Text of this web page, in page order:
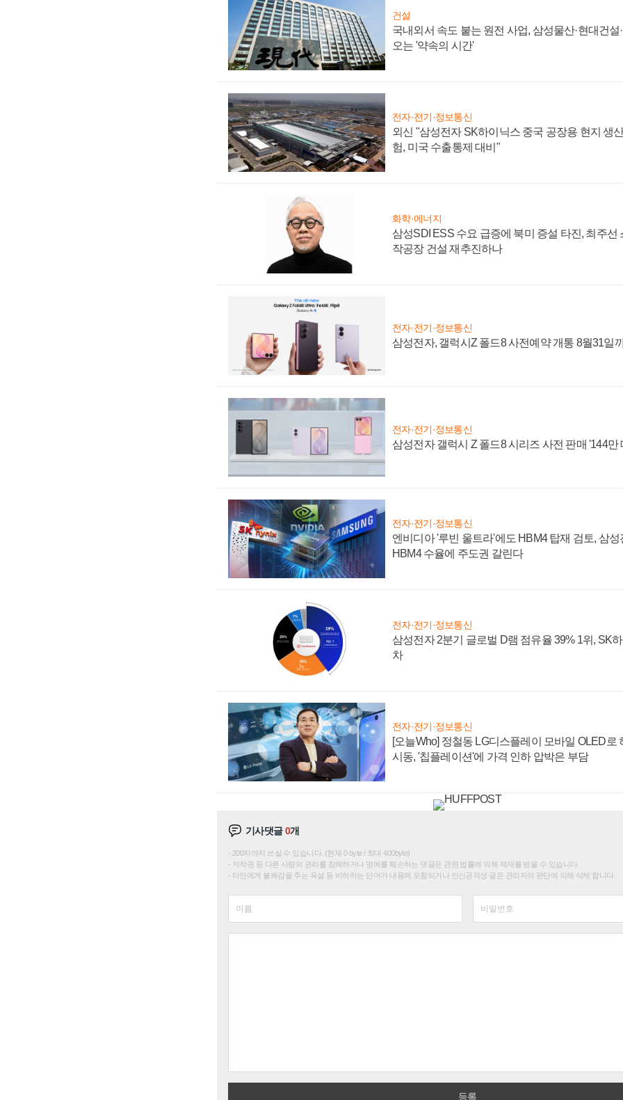
건설
국내외서 속도 붙는 원전 사업, 삼성물산·현대건설
오는 '약속의 시간'
전자·전기·정보통신
외신 "삼성전자 SK하이닉스 중국 공장용 현지 생
험, 미국 수출통제 대비"
화학·에너지
삼성SDI ESS 수요 급증에 북미 증설 타진, 최주선
작공장 건설 재추진하나
전자·전기·정보통신
삼성전자, 갤럭시Z 폴드8 사전예약 개통 8월31일
전자·전기·정보통신
삼성전자 갤럭시 Z 폴드8 시리즈 사전 판매 '144만
전자·전기·정보통신
엔비디아 '루빈 울트라'에도 HBM4 탑재 검토, 삼성
HBM4 수율에 주도권 갈린다
전자·전기·정보통신
삼성전자 2분기 글로벌 D램 점유율 39% 1위, SK
차
전자·전기·정보통신
[오늘Who] 정철동 LG디스플레이 모바일 OLED로
시동, '칩플레이션'에 가격 인하 압박은 부담
기사댓글0개
200자까지 쓰실 수 있습니다. (현재 0 byte / 최대 400byte)
저작권 등 다른 사람의 권리를 침해하거나 명예를 훼손하는 댓글은 관련 법률에 의해 제재를 받을 수 있습니다.
타인에게 불쾌감을 주는 욕설 등 비하하는 단어가 내용에 포함되거나 인신공격성 글은 관리자의 판단에 의해 삭제 합니다.